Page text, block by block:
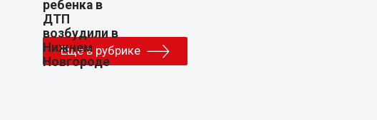
Еще в рубрике